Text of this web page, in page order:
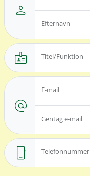
person
Efternavn
badge Titel/Funktion
alternate_email
E-mail
Gentag e-mail
mobile_3 Telefonnummer